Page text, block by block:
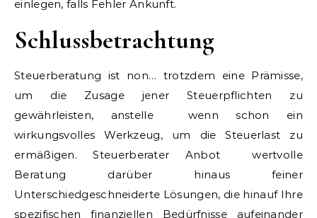
einlegen, falls Fehler Ankunft.
Schlussbetrachtung
Steuerberatung ist non… trotzdem eine Prämisse,
um die Zusage jener Steuerpflichten zu
gewährleisten, anstelle wenn schon ein
wirkungsvolles Werkzeug, um die Steuerlast zu
ermäßigen. Steuerberater Anbot wertvolle
Beratung darüber hinaus feiner
Unterschiedgeschneiderte Lösungen, die hinauf Ihre
spezifischen finanziellen Bedürfnisse aufeinander